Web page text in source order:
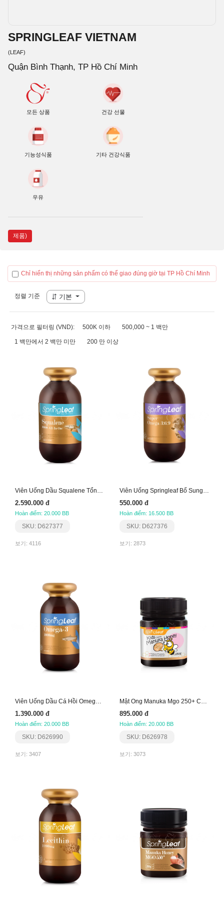
SPRINGLEAF VIETNAM
(LEAF)
Quận Bình Thạnh, TP Hồ Chí Minh
모든 상품 건강 선물
기능성식품 기타 건강식품
우유
제품)
Chỉ hiển thị những sản phẩm có thể giao đúng giờ tại TP Hồ Chí Minh
정렬 기준 기본
가격으로 필터링 (VND): 500K 이하 500,000 ~ 1 백만
1 백만에서 2 백만 미만 200 만 이상
Viên Uống Dầu Squalene Tổng Hợp Hàm Lượng 1000Mg
2.590.000 đ
Hoàn điểm: 20.000 BB
SKU: D627377
보기: 4116
Viên Uống Springleaf Bổ Sung Omega 3, 6, 9
550.000 đ
Hoàn điểm: 16.500 BB
SKU: D627376
보기: 2873
Viên Uống Dầu Cá Hồi Omega-3 Hàm Lượng 1000Mg
1.390.000 đ
Hoàn điểm: 20.000 BB
SKU: D626990
보기: 3407
Mật Ong Manuka Mgo 250+ Cho Bé (250G)
895.000 đ
Hoàn điểm: 20.000 BB
SKU: D626978
보기: 3073